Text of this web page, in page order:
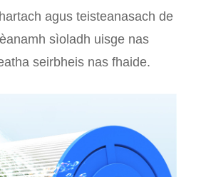
agus teisteanasach de
sìoladh uisge nas
seirbheis nas fhaide.